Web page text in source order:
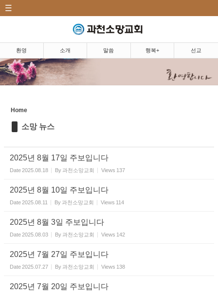
환영 소개 말씀 행복+ 선교
Home
소망 뉴스
2025년 8월 17일 주보입니다
Date2025.08.18 By 과천소망교회 Views 137
2025년 8월 10일 주보입니다
Date2025.08.11 By 과천소망교회 Views 114
2025년 8월 3일 주보입니다
Date2025.08.03 By 과천소망교회 Views 142
2025년 7월 27일 주보입니다
Date2025.07.27 By 과천소망교회 Views 138
2025년 7월 20일 주보입니다
소개|Introduction
말씀|Message
교우 소식
소망뉴스/주보
소망 앨범
소망 TV
온라인 꿈의 리스트
행복밥상|Happy dining
Sketchbook5, 스케치북5
Sketchbook5, 스케치북5